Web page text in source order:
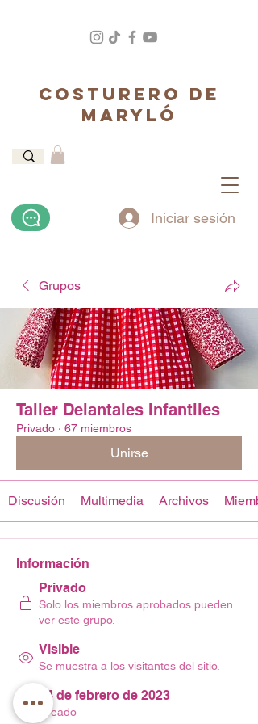
COSTURERO DE
MARYLÓ
Iniciar sesión
Grupos
Taller Delantales Infantiles
Privado · 67 miembros
Unirse
Discusión Multimedia Archivos
Información
Privado
Solo los miembros aprobados pueden
ver este grupo.
Visible
Se muestra a los visitantes del sitio.
24 de febrero de 2023
Creado